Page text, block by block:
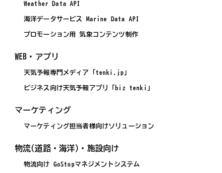
Weather Data API
海洋データサービス Marine Data API
プロモーション用 気象コンテンツ制作
WEB・アプリ
天気予報専門メディア「tenki.jp」
ビジネス向け天気予報アプリ「biz tenki」
マーケティング
マーケティング担当者様向けソリューション
物流(道路・海洋)・施設向け
物流向け GoStopマネジメントシステム